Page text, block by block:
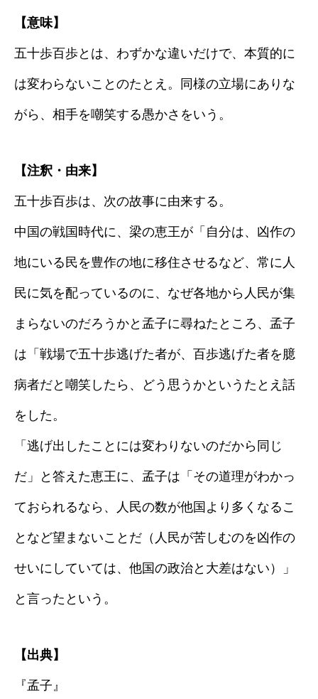
【意味】
五十歩百歩とは、わずかな違いだけで、本質的に
は変わらないことのたとえ。同様の立場にありな
がら、相手を嘲笑する愚かさをいう。
【注釈・由来】
五十歩百歩は、次の故事に由来する。
中国の戦国時代に、梁の恵王が「自分は、凶作の
地にいる民を豊作の地に移住させるなど、常に人
民に気を配っているのに、なぜ各地から人民が集
まらないのだろうかと孟子に尋ねたところ、孟子
は「戦場で五十歩逃げた者が、百歩逃げた者を臆
病者だと嘲笑したら、どう思うかというたとえ話
をした。
「逃げ出したことには変わりないのだから同じ
だ」と答えた恵王に、孟子は「その道理がわかっ
ておられるなら、人民の数が他国より多くなるこ
となど望まないことだ（人民が苦しむのを凶作の
せいにしていては、他国の政治と大差はない）」
と言ったという。
【出典】
『孟子』